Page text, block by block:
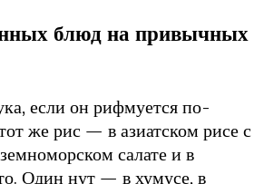
блюд на привычных
если он рифмуется по-
же рис — в азиатском рисе с
салате и в
Один нут — в хумусе, в